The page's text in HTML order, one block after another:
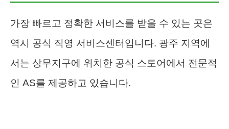
가장 빠르고 정확한 서비스를 받을 수 있는 곳은
역시 공식 직영 서비스센터입니다. 광주 지역에
서는 상무지구에 위치한 공식 스토어에서 전문적
인 AS를 제공하고 있습니다.